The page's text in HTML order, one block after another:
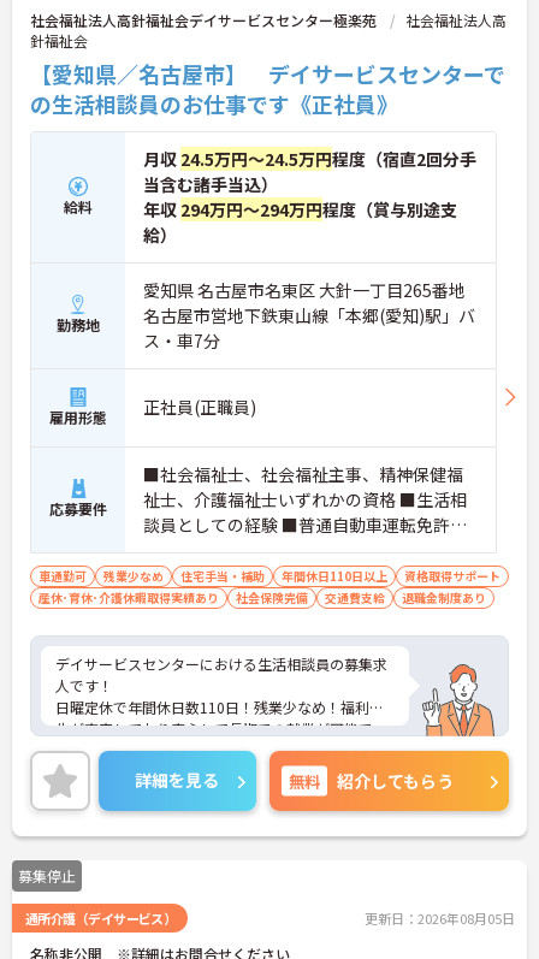
社会福祉法人高針福祉会デイサービスセンター極楽苑
社会福祉法人高
針福祉会
【愛知県／名古屋市】 デイサービスセンターで
の生活相談員のお仕事です《正社員》
給料
月収 24.5万円～24.5万円程度（宿直2回分手
当含む諸手当込）
年収 294万円～294万円程度（賞与別途支
給）
勤務地
愛知県 名古屋市名東区 大針一丁目265番地
名古屋市営地下鉄東山線「本郷(愛知)駅」バ
ス・車7分
雇用形態 正社員(正職員)
応募要件
■社会福祉士、社会福祉主事、精神保健福
祉士、介護福祉士いずれかの資格 ■生活相
談員としての経験 ■普通自動車運転免許（A
T限定可）
車通勤可 残業少なめ 住宅手当・補助 年間休日110日以上
資格取得サポート
産休･育休･介護休暇取得実績あり
社会保険完備 交通費支給 退職金制度あり
デイサービスセンターにおける生活相談員の募集求
人です！
日曜定休で年間休日数110日！残業少なめ！福利厚
生が充実しており安心して長期での就業が可能で
す！
ご興味ある方には、面接のポイントなど、さらに詳
細をお話致しますのでお気軽にご相談ください。
詳細を見る 無料 紹介してもらう
募集停止
通所介護（デイサービス） 更新日：2026年08月05日
名称非公開 ※詳細はお問合せください